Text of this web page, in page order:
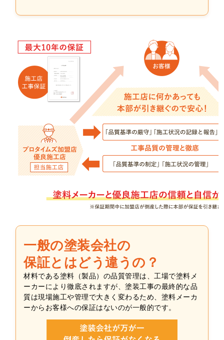
一般の塗装会社の
保証とはどう違うの？
材料である塗料（製品）の品質管理は、工場で塗料メ
ーカーにより徹底されますが、塗装工事の最終的な品
質は現場施工や管理で大きく変わるため、塗料メーカ
ーからお客様への保証はないのが一般的です。